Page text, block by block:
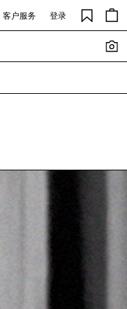
客户服务 登录